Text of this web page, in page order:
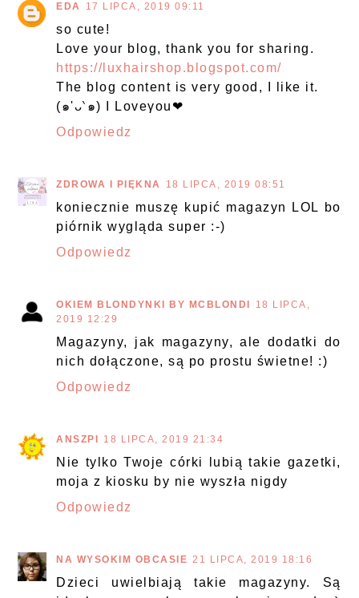
EDA 17 LIPCA, 2019 09:11
so cute!
Love your blog, thank you for sharing.
https://luxhairshop.blogspot.com/
The blog content is very good, I like it.
(๑'ᴗ‵๑) I Loveγou❤
Odpowiedz
ZDROWA I PIĘKNA 18 LIPCA, 2019 08:51
koniecznie muszę kupić magazyn LOL bo
piórnik wygląda super :-)
Odpowiedz
OKIEM BLONDYNKI BY MCBLONDI
18 LIPCA,
2019 12:29
Magazyny, jak magazyny, ale dodatki do
nich dołączone, są po prostu świetne! :)
Odpowiedz
ANSZPI 18 LIPCA, 2019 21:34
Nie tylko Twoje córki lubią takie gazetki,
moja z kiosku by nie wyszła nigdy
Odpowiedz
NA WYSOKIM OBCASIE 21 LIPCA, 2019 18:16
Dzieci uwielbiają takie magazyny. Są